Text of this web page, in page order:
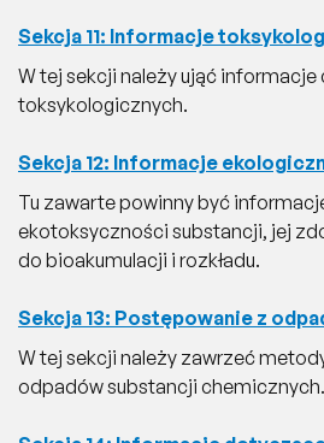
Sekcja 11: Informacje
W tej sekcji należy ująć
toksykologicznych.
Sekcja 12: Informacje
Tu zawarte powinny być
ekotoksyczności substancji, jej
do bioakumulacji i rozkładu.
Sekcja 13: Postępowanie z
W tej sekcji należy zawrzeć
odpadów substancji chemicznych.